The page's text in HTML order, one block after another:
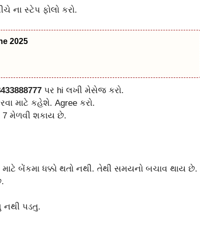
ના સ્ટેપ ફોલો કરો.
2025
પર hi લખી મેસેજ કરો.
માટે કહેશે. Agree કરો.
મેળવી શકાય છે.
બેંકમા ધક્કો થતો નથી. તેથી સમયનો બચાવ થાય છે.
પડતુ.